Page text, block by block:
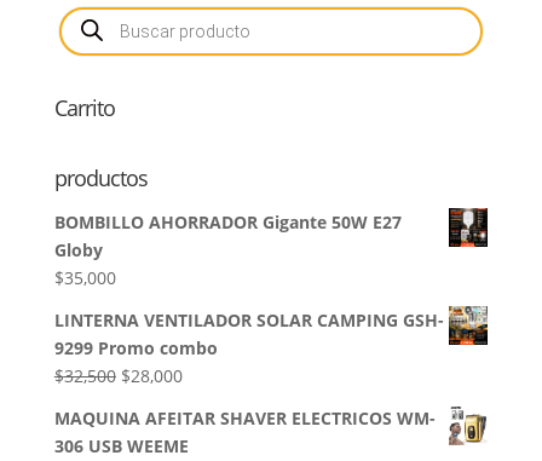
Búsqueda
de
productos
Carrito
productos
BOMBILLO AHORRADOR Gigante 50W E27
Globy
$35,000
LINTERNA VENTILADOR SOLAR CAMPING GSH-
9299 Promo combo
$32,500 El
original
$28,000El
actual
MAQUINA AFEITAR SHAVER ELECTRICOS WM-
306 USB WEEME